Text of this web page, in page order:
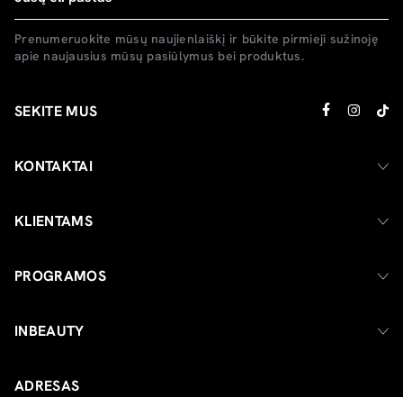
Prenumeruokite mūsų naujienlaiškį ir būkite pirmieji sužinoję
apie naujausius mūsų pasiūlymus bei produktus.
SEKITE MUS
KONTAKTAI
KLIENTAMS
PROGRAMOS
INBEAUTY
ADRESAS